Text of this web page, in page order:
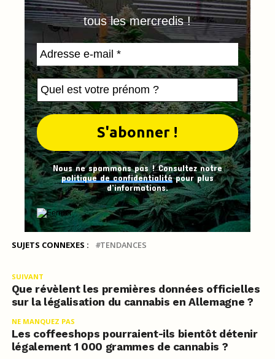
tous les mercredis !
Nous ne spammons pas ! Consultez notre
politique de confidentialitépour plus
d’informations.
SUJETS CONNEXES : TENDANCES
SUIVANT
Que révèlent les premières données officielles
sur la légalisation du cannabis en Allemagne ?
NE MANQUEZ PAS
Les coffeeshops pourraient-ils bientôt détenir
légalement 1 000 grammes de cannabis ?